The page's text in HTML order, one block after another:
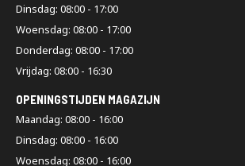
Dinsdag: 08:00 - 17:00
Woensdag: 08:00 - 17:00
Donderdag: 08:00 - 17:00
Vrijdag: 08:00 - 16:30
OPENINGSTIJDEN MAGAZIJN
Maandag: 08:00 - 16:00
Dinsdag: 08:00 - 16:00
Woensdag: 08:00 - 16:00